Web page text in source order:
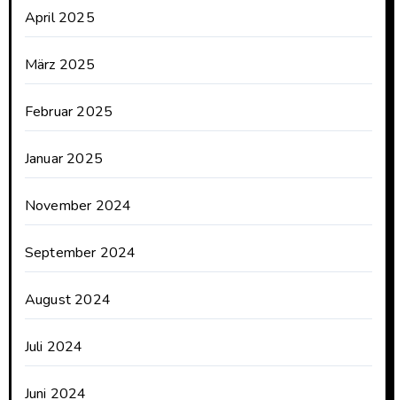
April 2025
März 2025
Februar 2025
Januar 2025
November 2024
September 2024
August 2024
Juli 2024
Juni 2024